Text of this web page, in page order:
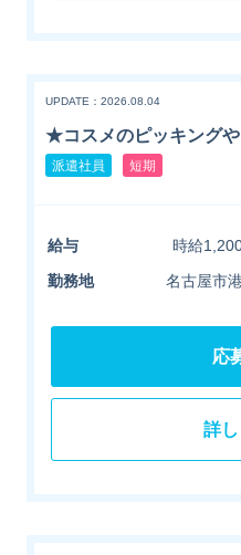
UPDATE：2026.08.04
★コスメのピッキング
派遣社員 短期
給与
時給
勤務地
名古屋市
応
詳